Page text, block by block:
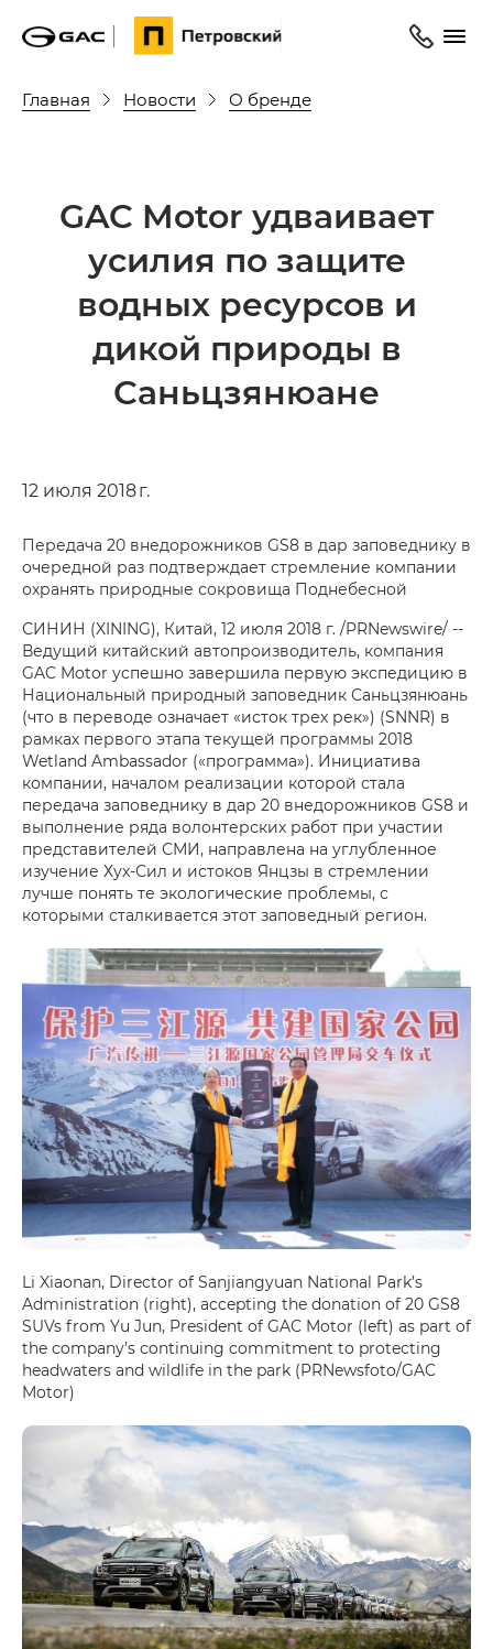
Главная Новости О бренде
GAC Motor удваивает
усилия по защите
водных ресурсов и
дикой природы в
Саньцзянюане
12 июля 2018 г.
Передача 20 внедорожников GS8 в дар заповеднику в
очередной раз подтверждает стремление компании
охранять природные сокровища Поднебесной
СИНИН (XINING), Китай, 12 июля 2018 г. /PRNewswire/ --
Ведущий китайский автопроизводитель, компания
GAC Motor успешно завершила первую экспедицию в
Национальный природный заповедник Саньцзянюань
(что в переводе означает «исток трех рек») (SNNR) в
рамках первого этапа текущей программы 2018
Wetland Ambassador («программа»). Инициатива
компании, началом реализации которой стала
передача заповеднику в дар 20 внедорожников GS8 и
выполнение ряда волонтерских работ при участии
представителей СМИ, направлена на углубленное
изучение Хух-Сил и истоков Янцзы в стремлении
лучше понять те экологические проблемы, с
которыми сталкивается этот заповедный регион.
Li Xiaonan, Director of Sanjiangyuan National Park’s
Administration (right), accepting the donation of 20 GS8
SUVs from Yu Jun, President of GAC Motor (left) as part of
the company’s continuing commitment to protecting
headwaters and wildlife in the park (PRNewsfoto/GAC
Motor)